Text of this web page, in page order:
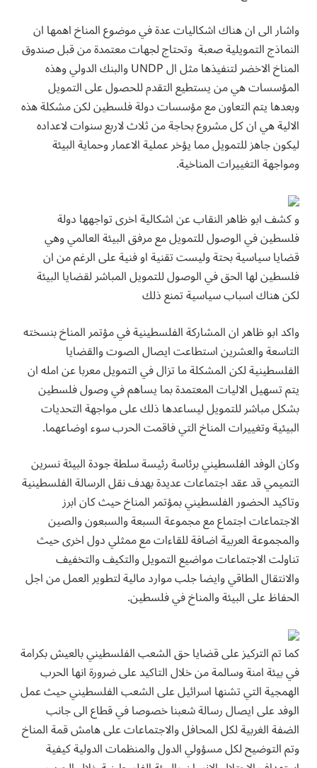
واشار الى ان هناك اشكاليات عدة في موضوع المناخ اهمها ان
النماذج التمويلية صعبة وتحتاج لجهات معتمدة من قبل صندوق
المناخ الاخضر لتنفيذها مثل ال UNDP والبنك الدولي وهذه
المؤسسات هي من يستطيع التقدم للحصول على التمويل
وبعدها يتم التعاون مع مؤسسات دولة فلسطين لكن مشكلة هذه
الالية هي ان كل مشروع بحاجة من ثلاث لاربع سنوات لاعداده
ليكون جاهز للتمويل مما يؤخر عملية الاعمار وحماية البيئة
ومواجهة التغييرات المناخية.
و كشف ابو ظاهر النقاب عن اشكالية اخرى تواجهها دولة
فلسطين في الوصول للتمويل مع مرفق البيئة العالمي وهي
قضايا سياسية بحتة وليست تقنية او فنية على الرغم من ان
فلسطين لها الحق في الوصول للتمويل المباشر لقضايا البيئة
لكن هناك اسباب سياسية تمنع ذلك
واكد ابو ظاهر ان المشاركة الفلسطينية في مؤتمر المناخ بنسخته
التاسعة والعشرين استطاعت ايصال الصوت والقضايا
الفلسطينية لكن المشكلة ما تزال في التمويل معربا عن امله ان
يتم تسهيل الاليات المعتمدة بما يساهم في وصول فلسطين
بشكل مباشر للتمويل ليساعدها ذلك على مواجهة التحديات
البيئية وتغييرات المناخ التي فاقمت الحرب سوء اوضاعهما.
وكان الوفد الفلسطيني برئاسة رئيسة سلطة جودة البيئة نسرين
التميمي قد عقد اجتماعات عديدة بهدف نقل الرسالة الفلسطينية
وتاكيد الحضور الفلسطيني بمؤتمر المناخ حيث كان ابرز
الاجتماعات اجتماع مع مجموعة السبعة والسبعون والصين
والمجموعة العربية اضافة للقاءات مع ممثلي دول اخرى حيث
تناولت الاجتماعات مواضيع التمويل والتكيف والتخفيف
والانتقال الطاقي وايضا جلب موارد مالية لتطوير العمل من اجل
الحفاظ على البيئة والمناخ في فلسطين.
كما تم التركيز على قضايا حق الشعب الفلسطيني بالعيش بكرامة
في بيئة امنة وسالمة من خلال التاكيد على ضرورة انها الحرب
الهمجية التي تشنها اسرائيل على الشعب الفلسطيني حيث عمل
الوفد على ايصال رسالة شعبنا خصوصا في قطاع الى جانب
الضفة الغربية لكل المحافل والاجتماعات على هامش قمة المناخ
وتم التوضيح لكل مسؤولي الدول والمنظمات الدولية كيفية